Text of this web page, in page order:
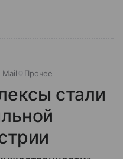
Mail Прочее
стали